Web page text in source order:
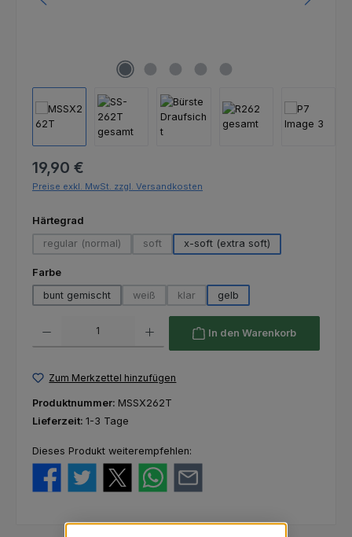
Regulärer Preis:
19,90 €
Preise exkl. MwSt. zzgl. Versandkosten
Härtegrad
regular (normal)
(Diese Option ist zurzeit nicht verfügbar.)
soft
(Diese Option ist zurzeit nicht verfügbar.)
x-soft (extra soft)
Farbeauswählen
bunt gemischt
weiß
(Diese Option ist zurzeit nicht verfügbar.)
klar
(Diese Option ist zurzeit nicht
gelb
In den Warenkorb
Zum Merkzettel hinzufügen
Produktnummer: MSSX262T
Lieferzeit: 1-3 Tage
Dieses Produkt weiterempfehlen: